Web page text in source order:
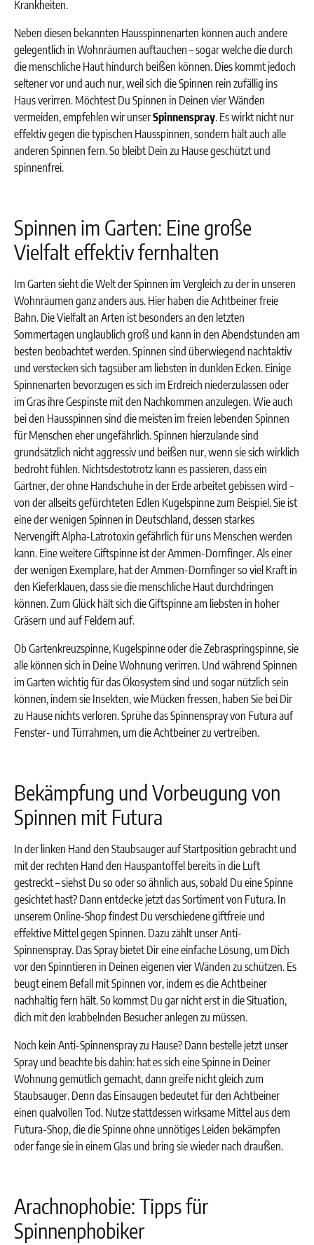
Krankheiten.
Neben diesen bekannten Hausspinnenarten können auch andere
gelegentlich in Wohnräumen auftauchen – sogar welche die durch
die menschliche Haut hindurch beißen können. Dies kommt jedoch
seltener vor und auch nur, weil sich die Spinnen rein zufällig ins
Haus verirren. Möchtest Du Spinnen in Deinen vier Wänden
vermeiden, empfehlen wir unserSpinnenspray. Es wirkt nicht nur
effektiv gegen die typischen Hausspinnen, sondern hält auch alle
anderen Spinnen fern. So bleibt Dein zu Hause geschützt und
spinnenfrei.
Spinnen im Garten: Eine große
Vielfalt effektiv fernhalten
Im Garten sieht die Welt der Spinnen im Vergleich zu der in unseren
Wohnräumen ganz anders aus. Hier haben die Achtbeiner freie
Bahn. Die Vielfalt an Arten ist besonders an den letzten
Sommertagen unglaublich groß und kann in den Abendstunden am
besten beobachtet werden. Spinnen sind überwiegend nachtaktiv
und verstecken sich tagsüber am liebsten in dunklen Ecken. Einige
Spinnenarten bevorzugen es sich im Erdreich niederzulassen oder
im Gras ihre Gespinste mit den Nachkommen anzulegen. Wie auch
bei den Hausspinnen sind die meisten im freien lebenden Spinnen
für Menschen eher ungefährlich. Spinnen hierzulande sind
grundsätzlich nicht aggressiv und beißen nur, wenn sie sich wirklich
bedroht fühlen. Nichtsdestotrotz kann es passieren, dass ein
Gärtner, der ohne Handschuhe in der Erde arbeitet gebissen wird –
von der allseits gefürchteten Edlen Kugelspinne zum Beispiel. Sie ist
eine der wenigen Spinnen in Deutschland, dessen starkes
Nervengift Alpha-Latrotoxin gefährlich für uns Menschen werden
kann. Eine weitere Giftspinne ist der Ammen-Dornfinger. Als einer
der wenigen Exemplare, hat der Ammen-Dornfinger so viel Kraft in
den Kieferklauen, dass sie die menschliche Haut durchdringen
können. Zum Glück hält sich die Giftspinne am liebsten in hoher
Gräsern und auf Feldern auf.
Ob Gartenkreuzspinne, Kugelspinne oder die Zebraspringspinne, sie
alle können sich in Deine Wohnung verirren. Und während Spinnen
im Garten wichtig für das Ökosystem sind und sogar nützlich sein
können, indem sie Insekten, wie Mücken fressen, haben Sie bei Dir
zu Hause nichts verloren. Sprühe das Spinnenspray von Futura auf
Fenster- und Türrahmen, um die Achtbeiner zu vertreiben.
Bekämpfung und Vorbeugung von
Spinnen mit Futura
In der linken Hand den Staubsauger auf Startposition gebracht und
mit der rechten Hand den Hauspantoffel bereits in die Luft
gestreckt – siehst Du so oder so ähnlich aus, sobald Du eine Spinne
gesichtet hast? Dann entdecke jetzt das Sortiment von Futura. In
unserem Online-Shop findest Du verschiedene giftfreie und
effektive Mittel gegen Spinnen. Dazu zählt unser Anti-
Spinnenspray. Das Spray bietet Dir eine einfache Lösung, um Dich
vor den Spinntieren in Deinen eigenen vier Wänden zu schützen. Es
beugt einem Befall mit Spinnen vor, indem es die Achtbeiner
nachhaltig fern hält. So kommst Du gar nicht erst in die Situation,
dich mit den krabbelnden Besucher anlegen zu müssen.
Noch kein Anti-Spinnenspray zu Hause? Dann bestelle jetzt unser
Spray und beachte bis dahin: hat es sich eine Spinne in Deiner
Wohnung gemütlich gemacht, dann greife nicht gleich zum
Staubsauger. Denn das Einsaugen bedeutet für den Achtbeiner
einen qualvollen Tod. Nutze stattdessen wirksame Mittel aus dem
Futura-Shop, die die Spinne ohne unnötiges Leiden bekämpfen
oder fange sie in einem Glas und bring sie wieder nach draußen.
Arachnophobie: Tipps für
Spinnenphobiker